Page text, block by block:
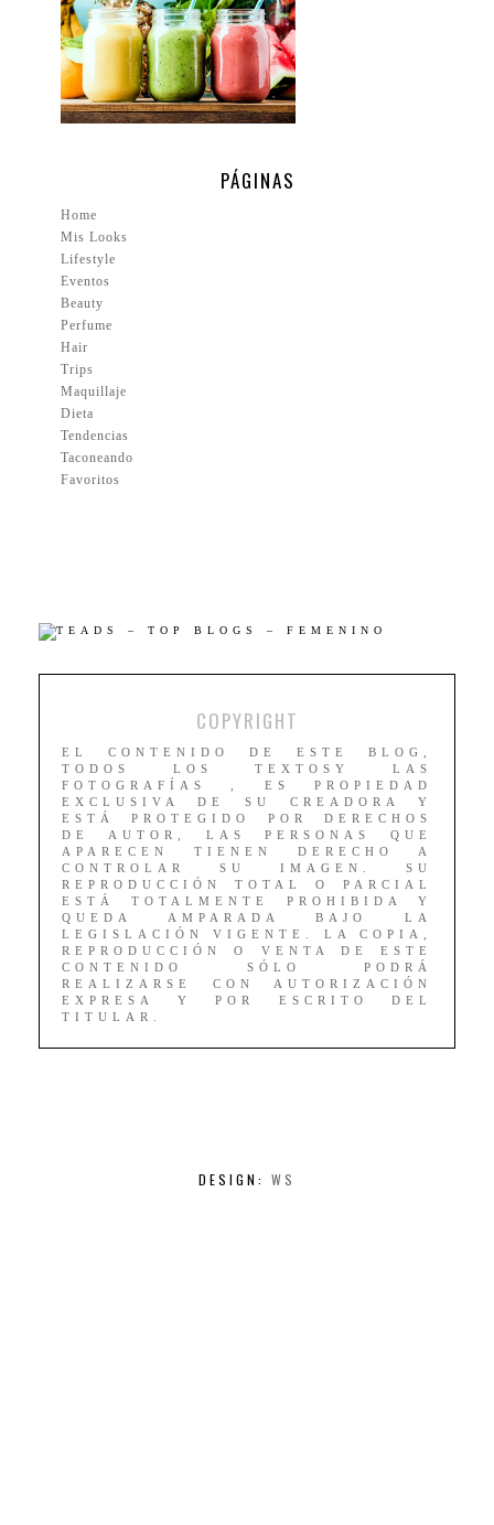
PÁGINAS
Home
Mis Looks
Lifestyle
Eventos
Beauty
Perfume
Hair
Trips
Maquillaje
Dieta
Tendencias
Taconeando
Favoritos
COPYRIGHT
EL CONTENIDO DE ESTE BLOG,
TODOS LOS TEXTOSY LAS
FOTOGRAFÍAS , ES PROPIEDAD
EXCLUSIVA DE SU CREADORA Y
ESTÁ PROTEGIDO POR DERECHOS
DE AUTOR, LAS PERSONAS QUE
APARECEN TIENEN DERECHO A
CONTROLAR SU IMAGEN. SU
REPRODUCCIÓN TOTAL O PARCIAL
ESTÁ TOTALMENTE PROHIBIDA Y
QUEDA AMPARADA BAJO LA
LEGISLACIÓN VIGENTE. LA COPIA,
REPRODUCCIÓN O VENTA DE ESTE
CONTENIDO SÓLO PODRÁ
REALIZARSE CON AUTORIZACIÓN
EXPRESA Y POR ESCRITO DEL
TITULAR.
DESIGN: WS